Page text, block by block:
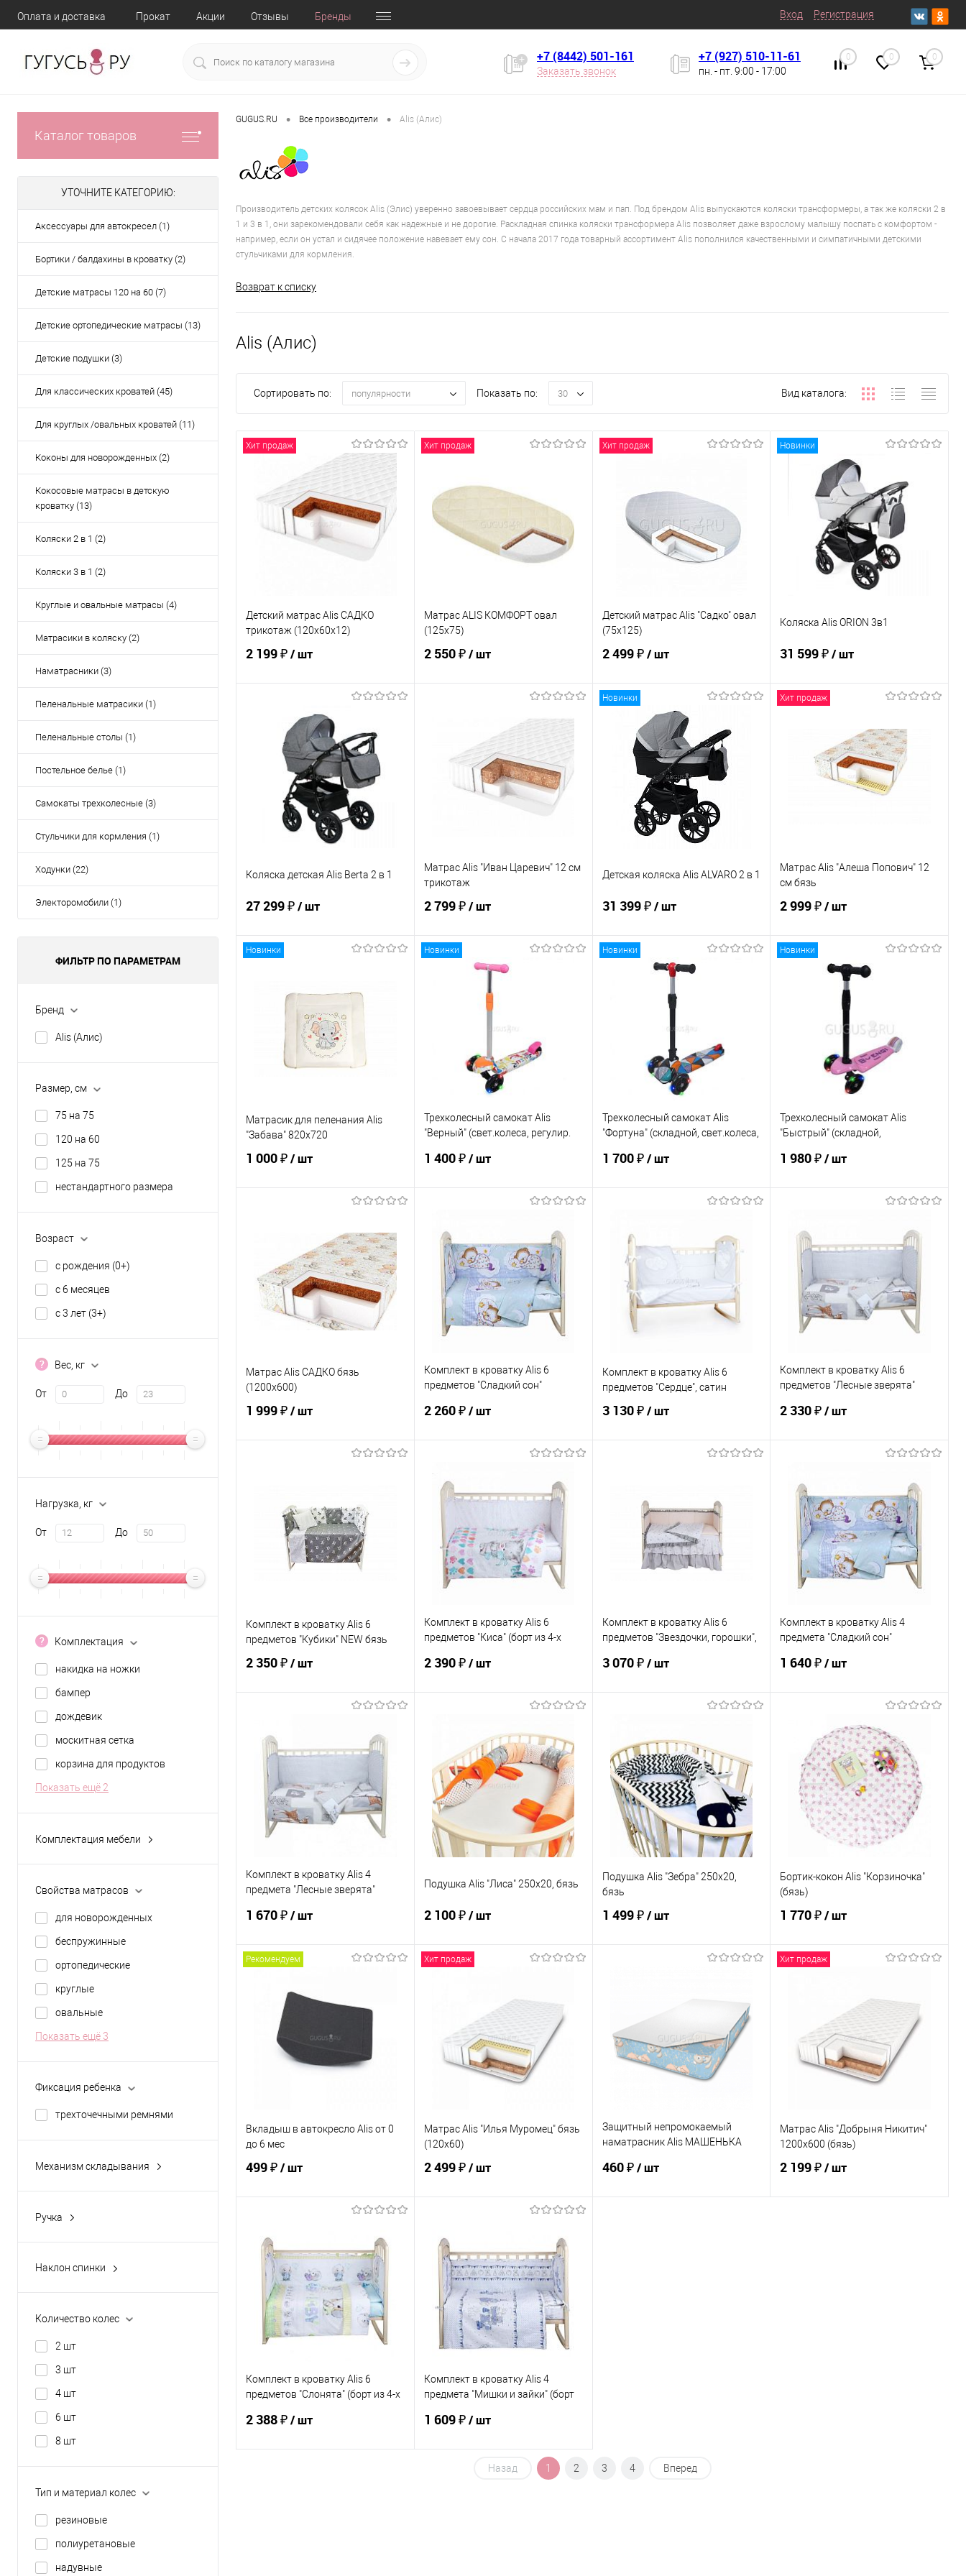
Оплата и доставка Прокат Акции Отзывы Бренды Вход Регистрация
+7 (8442) 501-161
Заказать звонок
+7 (927) 510-11-61
пн. - пт. 9:00 - 17:00
0 0 0
Каталог товаров
УТОЧНИТЕ КАТЕГОРИЮ:
Аксессуары для автокресел (1)
Бортики / балдахины в кроватку (2)
Детские матрасы 120 на 60 (7)
Детские ортопедические матрасы (13)
Детские подушки (3)
Для классических кроватей (45)
Для круглых /овальных кроватей (11)
Коконы для новорожденных (2)
Кокосовые матрасы в детскую
кроватку (13)
Коляски 2 в 1 (2)
Коляски 3 в 1 (2)
Круглые и овальные матрасы (4)
Матрасики в коляску (2)
Наматрасники (3)
Пеленальные матрасики (1)
Пеленальные столы (1)
Постельное белье (1)
Самокаты трехколесные (3)
Стульчики для кормления (1)
Ходунки (22)
Электоромобили (1)
ФИЛЬТР ПО ПАРАМЕТРАМ
Бренд
Alis (Алис)
Размер, см
75 на 75
120 на 60
125 на 75
нестандартного размера
Возраст
с рождения (0+)
с 6 месяцев
с 3 лет (3+)
Вес, кг
От До
Нагрузка, кг
От До
Комплектация
накидка на ножки
бампер
дождевик
москитная сетка
корзина для продуктов
Показать ещё 2
Комплектация мебели
Свойства матрасов
для новорожденных
беспружинные
ортопедические
круглые
овальные
Показать ещё 3
Фиксация ребенка
трехточечными ремнями
Механизм складывания
Ручка
Наклон спинки
Количество колес
2 шт
3 шт
4 шт
6 шт
8 шт
Тип и материал колес
резиновые
полиуретановые
надувные
GUGUS.RU • Все производители • Alis (Алис)
Производитель детских колясок Alis (Элис) уверенно завоевывает сердца российских мам и пап. Под брендом Alis выпускаются коляски трансформеры, а так же коляски 2 в
1 и 3 в 1, они зарекомендовали себя как надежные и не дорогие. Раскладная спинка коляски трансформера Alis позволяет даже взрослому малышу поспать с комфортом -
например, если он устал и сидячее положение навевает ему сон. С начала 2017 года товарный ассортимент Alis пополнился качественными и симпатичными детскими
стульчиками для кормления.
Возврат к списку
Alis (Алис)
Сортировать по: популярности Показать по: 30 Вид каталога:
Хит продаж
Детский матрас Alis САДКО
трикотаж (120x60х12)
2 199 ₽/ шт
В корзину
Купить в 1 клик
К сравнению
В избранное
По запросу
Хит продаж
Матрас ALIS КОМФОРТ овал
(125х75)
2 550 ₽/ шт
Купить в 1 клик
К сравнению
В избранное
По запросу
Хит продаж
Детский матрас Alis "Садко" овал
(75х125)
2 499 ₽/ шт
В корзину
Купить в 1 клик
К сравнению
В избранное
По запросу
Новинки
Коляска Alis ORION 3в1
31 599 ₽/ шт
Купить в 1 клик
К сравнению
В избранное
По запросу
Коляска детская Alis Berta 2 в 1
27 299 ₽/ шт
Купить в 1 клик
К сравнению
В избранное
Матрас Alis "Иван Царевич" 12 см
трикотаж
2 799 ₽/ шт
В корзину
Купить в 1 клик
Новинки
Детская коляска Alis ALVARO 2 в 1
31 399 ₽/ шт
В корзину
Купить в 1 клик
Хит продаж
Матрас Alis "Алеша Попович" 12
см бязь
2 999 ₽/ шт
В корзину
Купить в 1 клик
В избранное
Новинки
Матрасик для пеленания Alis
"Забава" 820х720
1 000 ₽/ шт
Купить в 1 клик
К сравнению
В избранное
По запросу
ЦВЕТ
Новинки
Трехколесный самокат Alis
"Верный" (свет.колеса, регулир.
1 400 ₽/ шт
Купить в 1 клик
К сравнению
В избранное
По запросу
ЦВЕТ
Новинки
Трехколесный самокат Alis
"Фортуна" (складной, свет.колеса,
1 700 ₽/ шт
Купить в 1 клик
К сравнению
В избранное
По запросу
Новинки
Трехколесный самокат Alis
"Быстрый" (складной,
1 980 ₽/ шт
Купить в 1 клик
К сравнению
В избранное
По запросу
ЦВЕТ
Матрас Alis САДКО бязь
(1200х600)
1 999 ₽/ шт
Купить в 1 клик
К сравнению
В избранное
По запросу
Комплект в кроватку Alis 6
предметов "Сладкий сон"
2 260 ₽/ шт
Купить в 1 клик
К сравнению
В избранное
По запросу
ЦВЕТ
Комплект в кроватку Alis 6
предметов "Сердце", сатин
3 130 ₽/ шт
Купить в 1 клик
К сравнению
В избранное
По запросу
Комплект в кроватку Alis 6
предметов "Лесные зверята"
2 330 ₽/ шт
Купить в 1 клик
К сравнению
В избранное
По запросу
ЦВЕТ
Комплект в кроватку Alis 6
предметов "Кубики" NEW бязь
2 350 ₽/ шт
Купить в 1 клик
К сравнению
В избранное
По запросу
ЦВЕТ
Комплект в кроватку Alis 6
предметов "Киса" (борт из 4-х
2 390 ₽/ шт
Купить в 1 клик
К сравнению
В избранное
По запросу
ЦВЕТ
Комплект в кроватку Alis 6
предметов "Звездочки, горошки",
3 070 ₽/ шт
Купить в 1 клик
К сравнению
В избранное
По запросу
ЦВЕТ
Комплект в кроватку Alis 4
предмета "Сладкий сон"
1 640 ₽/ шт
В корзину
Купить в 1 клик
К сравнению
В избранное
По запросу
ЦВЕТ
Комплект в кроватку Alis 4
предмета "Лесные зверята"
1 670 ₽/ шт
Купить в 1 клик
К сравнению
В избранное
Подушка Alis "Лиса" 250х20, бязь
2 100 ₽/ шт
Купить в 1 клик
К сравнению
В избранное
По запросу
ЦВЕТ
Подушка Alis "Зебра" 250х20,
бязь
1 499 ₽/ шт
К сравнению
В избранное
По запросу
ЦВЕТ
Бортик-кокон Alis "Корзиночка"
(бязь)
1 770 ₽/ шт
Купить в 1 клик
К сравнению
В избранное
По запросу
ЦВЕТ
Рекомендуем
Вкладыш в автокресло Alis от 0
до 6 мес
499 ₽/ шт
Купить в 1 клик
К сравнению
В избранное
По запросу
ЦВЕТ
Хит продаж
Матрас Alis "Илья Муромец" бязь
(120х60)
2 499 ₽/ шт
Купить в 1 клик
К сравнению
В избранное
По запросу
Защитный непромокаемый
наматрасник Alis МАШЕНЬКА
460 ₽/ шт
Хит продаж
Матрас Alis "Добрыня Никитич"
1200х600 (бязь)
2 199 ₽/ шт
Комплект в кроватку Alis 6
предметов "Слонята" (борт из 4-х
2 388 ₽/ шт
Комплект в кроватку Alis 4
предмета "Мишки и зайки" (борт
1 609 ₽/ шт
В корзину
Назад 1 2 3 4 Вперед